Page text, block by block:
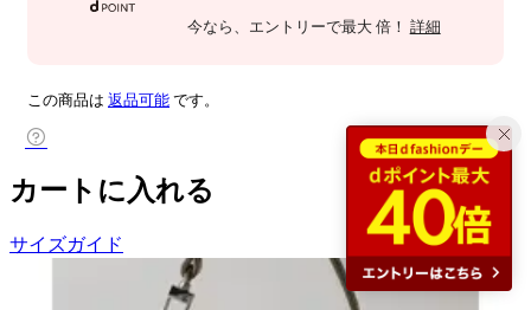
今なら 、エントリーで最大 倍！ 詳細
この商品は 返品可能 です。
カートに入れる
サイズガイド